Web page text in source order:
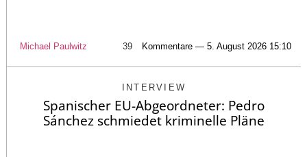
Michael Paulwitz 39 Kommentare — 5. August 2026 15:10
INTERVIEW
Spanischer EU-Abgeordneter: Pedro
Sánchez schmiedet kriminelle Pläne